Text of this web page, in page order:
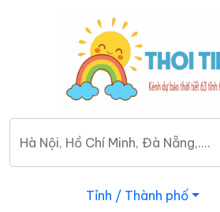
Tỉnh / Thành phố